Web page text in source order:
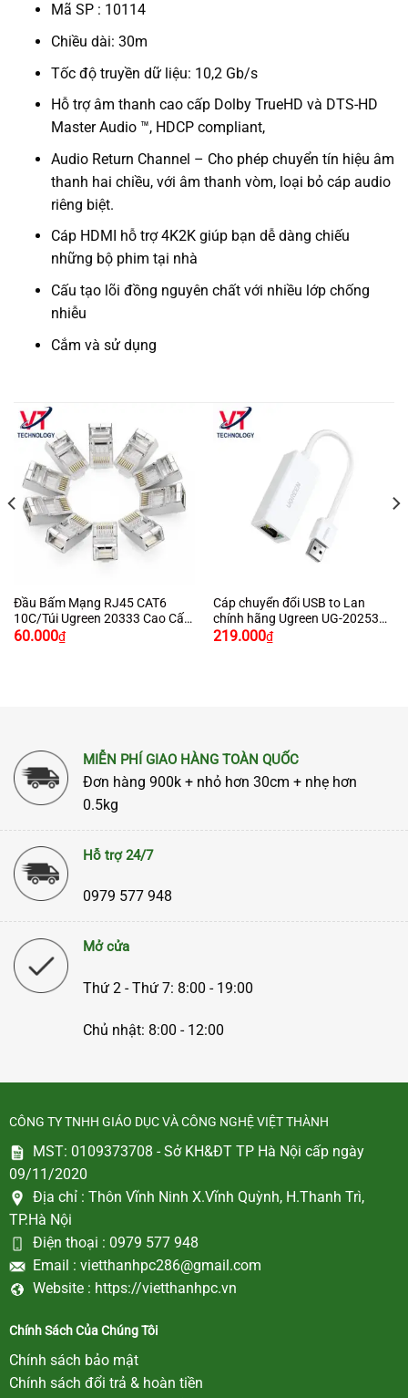
Mã SP : 10114
Chiều dài: 30m
Tốc độ truyền dữ liệu: 10,2 Gb/s
Hỗ trợ âm thanh cao cấp Dolby TrueHD và DTS-HD
Master Audio ™, HDCP compliant,
Audio Return Channel – Cho phép chuyển tín hiệu âm
thanh hai chiều, với âm thanh vòm, loại bỏ cáp audio
riêng biệt.
Cáp HDMI hỗ trợ 4K2K giúp bạn dễ dàng chiếu
những bộ phim tại nhà
Cấu tạo lõi đồng nguyên chất với nhiều lớp chống
nhiễu
Cắm và sử dụng
Đầu Bấm Mạng RJ45 CAT6
10C/Túi Ugreen 20333 Cao Cấp
Chính Hãng Ugreen
60.000₫
Cáp chuyển đổi USB to Lan
chính hãng Ugreen UG-20253
màu trắng hỗ trợ Macbook,
219.000₫
MIỄN PHÍ GIAO HÀNG TOÀN QUỐC
Đơn hàng 900k + nhỏ hơn 30cm + nhẹ hơn
0.5kg
Hỗ trợ 24/7
0979 577 948
Mở cửa
Thứ 2 - Thứ 7: 8:00 - 19:00
Chủ nhật: 8:00 - 12:00
CÔNG TY TNHH GIÁO DỤC VÀ CÔNG NGHỆ VIỆT THÀNH
MST: 0109373708 - Sở KH&ĐT TP Hà Nội cấp ngày
09/11/2020
Địa chỉ : Thôn Vĩnh Ninh X.Vĩnh Quỳnh, H.Thanh Trì,
TP.Hà Nội
Điện thoại : 0979 577 948
Email : vietthanhpc286@gmail.com
Website : https://vietthanhpc.vn
Chính Sách Của Chúng Tôi
Chính sách bảo mật
Chính sách đổi trả & hoàn tiền